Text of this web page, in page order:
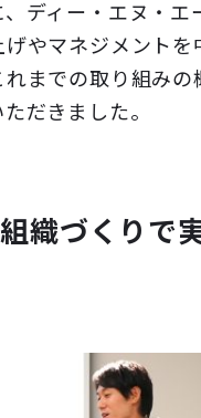
、ディー・エヌ・エ
やマネジメントを
までの取り組みの
だきました。
織づくりで